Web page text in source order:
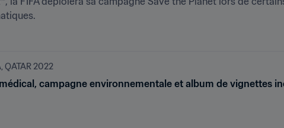
QATAR 2022
campagne environnementale et album de vignettes